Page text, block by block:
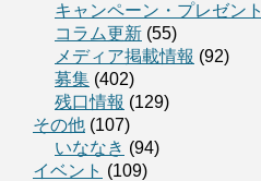
キャンペーン・プレゼント
コラム更新 (55)
メディア掲載情報 (92)
募集 (402)
残口情報 (129)
その他 (107)
いななき (94)
イベント (109)